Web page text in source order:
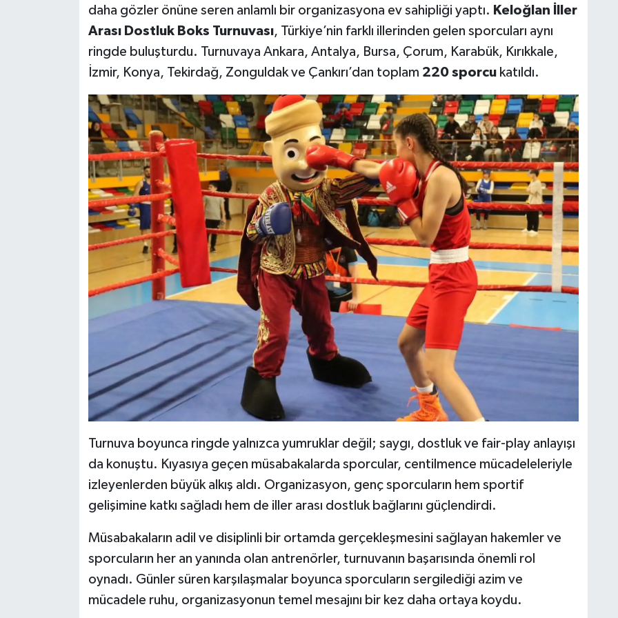
daha gözler önüne seren anlamlı bir organizasyona ev sahipliği yaptı. Keloğlan İller
Arası Dostluk Boks Turnuvası, Türkiye’nin farklı illerinden gelen sporcuları aynı
ringde buluşturdu. Turnuvaya Ankara, Antalya, Bursa, Çorum, Karabük, Kırıkkale,
İzmir, Konya, Tekirdağ, Zonguldak ve Çankırı’dan toplam 220 sporcukatıldı.
Turnuva boyunca ringde yalnızca yumruklar değil; saygı, dostluk ve fair-play anlayışı
da konuştu. Kıyasıya geçen müsabakalarda sporcular, centilmence mücadeleleriyle
izleyenlerden büyük alkış aldı. Organizasyon, genç sporcuların hem sportif
gelişimine katkı sağladı hem de iller arası dostluk bağlarını güçlendirdi.
Müsabakaların adil ve disiplinli bir ortamda gerçekleşmesini sağlayan hakemler ve
sporcuların her an yanında olan antrenörler, turnuvanın başarısında önemli rol
oynadı. Günler süren karşılaşmalar boyunca sporcuların sergilediği azim ve
mücadele ruhu, organizasyonun temel mesajını bir kez daha ortaya koydu.